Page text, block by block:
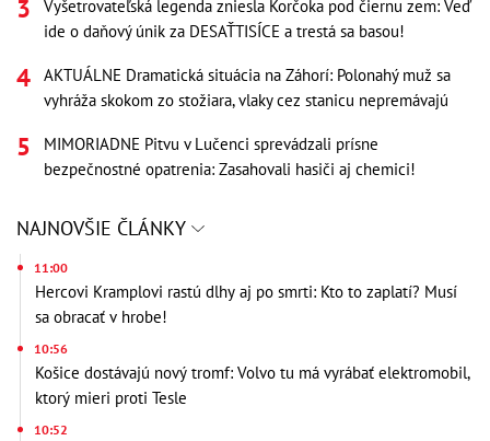
Vyšetrovateľská legenda zniesla Korčoka pod čiernu zem: Veď
ide o daňový únik za DESAŤTISÍCE a trestá sa basou!
AKTUÁLNE Dramatická situácia na Záhorí: Polonahý muž sa
vyhráža skokom zo stožiara, vlaky cez stanicu nepremávajú
MIMORIADNE Pitvu v Lučenci sprevádzali prísne
bezpečnostné opatrenia: Zasahovali hasiči aj chemici!
NAJNOVŠIE ČLÁNKY
11:00
Hercovi Kramplovi rastú dlhy aj po smrti: Kto to zaplatí? Musí
sa obracať v hrobe!
10:56
Košice dostávajú nový tromf: Volvo tu má vyrábať elektromobil,
ktorý mieri proti Tesle
10:52